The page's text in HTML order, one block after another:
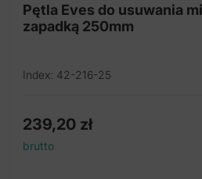
Pętla Eves do usuwania
zapadką 250mm
Index: 42-216-25
239,20 zł
brutto